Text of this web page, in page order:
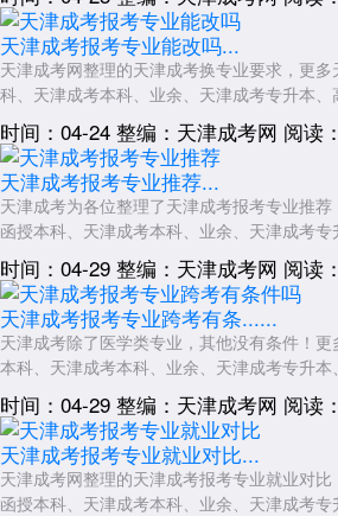
天津成考报考专业能改吗...
天津成考网整理的天津成考换专业要求，更
科、天津成考本科、业余、天津成考专升本
时间：04-24 整编：天津成考网 阅读
天津成考报考专业推荐...
天津成考为各位整理了天津成考报考专业推
函授本科、天津成考本科、业余、天津成考
时间：04-29 整编：天津成考网 阅读
天津成考报考专业跨考有条......
天津成考除了医学类专业，其他没有条件！
本科、天津成考本科、业余、天津成考专升
时间：04-29 整编：天津成考网 阅读
天津成考报考专业就业对比...
天津成考网整理的天津成考报考专业就业对
函授本科、天津成考本科、业余、天津成考